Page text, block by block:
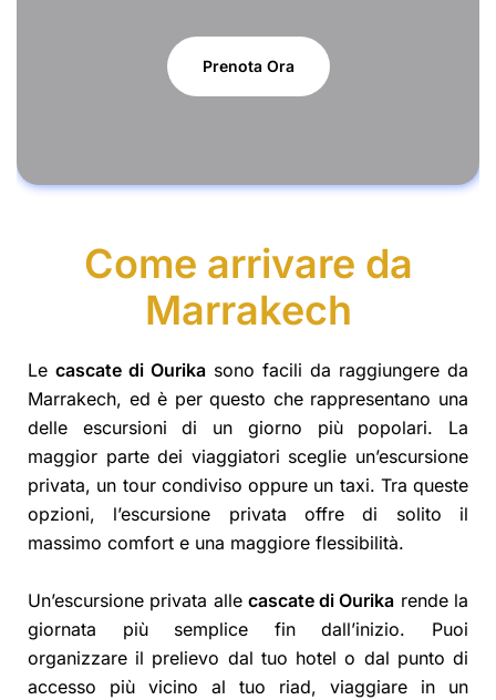
Prenota Ora
Come arrivare da
Marrakech
Le cascate di Ourika sono facili da raggiungere da
Marrakech, ed è per questo che rappresentano una
delle escursioni di un giorno più popolari. La
maggior parte dei viaggiatori sceglie un’escursione
privata, un tour condiviso oppure un taxi. Tra queste
opzioni, l’escursione privata offre di solito il
massimo comfort e una maggiore flessibilità.
Un’escursione privata alle cascate di Ourika rende la
giornata più semplice fin dall’inizio. Puoi
organizzare il prelievo dal tuo hotel o dal punto di
accesso più vicino al tuo riad, viaggiare in un